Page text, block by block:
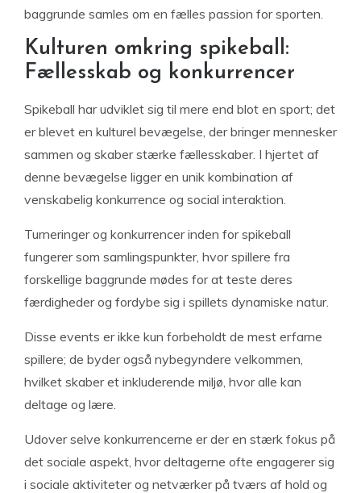
baggrunde samles om en fælles passion for sporten.
Kulturen omkring spikeball:
Fællesskab og konkurrencer
Spikeball har udviklet sig til mere end blot en sport; det
er blevet en kulturel bevægelse, der bringer mennesker
sammen og skaber stærke fællesskaber. I hjertet af
denne bevægelse ligger en unik kombination af
venskabelig konkurrence og social interaktion.
Turneringer og konkurrencer inden for spikeball
fungerer som samlingspunkter, hvor spillere fra
forskellige baggrunde mødes for at teste deres
færdigheder og fordybe sig i spillets dynamiske natur.
Disse events er ikke kun forbeholdt de mest erfarne
spillere; de byder også nybegyndere velkommen,
hvilket skaber et inkluderende miljø, hvor alle kan
deltage og lære.
Udover selve konkurrencerne er der en stærk fokus på
det sociale aspekt, hvor deltagerne ofte engagerer sig
i sociale aktiviteter og netværker på tværs af hold og